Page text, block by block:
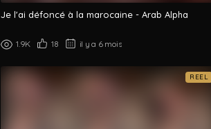
Je l'ai défoncé à la marocaine - Arab Alpha
1.9K 18 il y a 6 mois
REEL